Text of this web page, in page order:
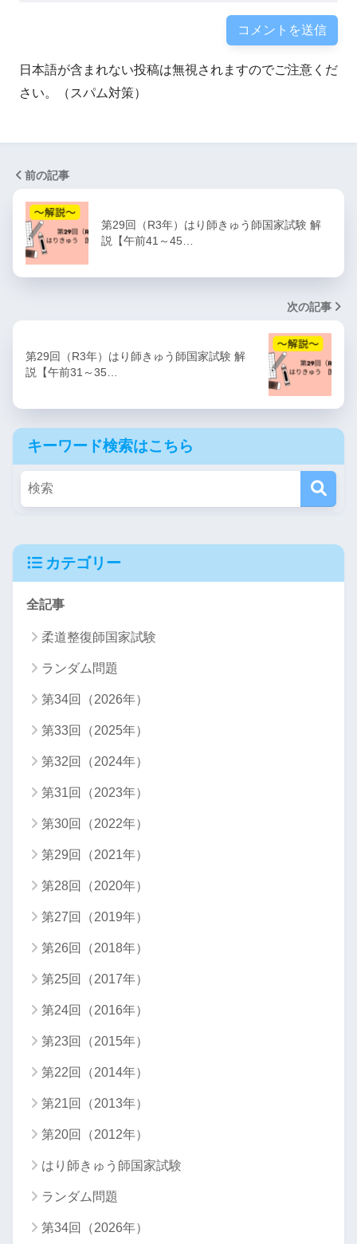
日本語が含まれない投稿は無視されますのでご注意くだ
さい。（スパム対策）
前の記事
第29回（R3年）はり師きゅう師国家試験 解
説【午前41～45…
次の記事
第29回（R3年）はり師きゅう師国家試験 解
説【午前31～35…
キーワード検索はこちら
カテゴリー
全記事
柔道整復師国家試験
ランダム問題
第34回（2026年）
第33回（2025年）
第32回（2024年）
第31回（2023年）
第30回（2022年）
第29回（2021年）
第28回（2020年）
第27回（2019年）
第26回（2018年）
第25回（2017年）
第24回（2016年）
第23回（2015年）
第22回（2014年）
第21回（2013年）
第20回（2012年）
はり師きゅう師国家試験
ランダム問題
第34回（2026年）